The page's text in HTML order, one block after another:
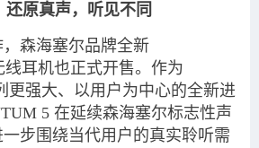
原真声，听见不同
森海塞尔品牌全新
耳机也正式开售。作为
更强大、以用户为中心的全新进
5 在延续森海塞尔标志性声
步围绕当代用户的真实聆听需